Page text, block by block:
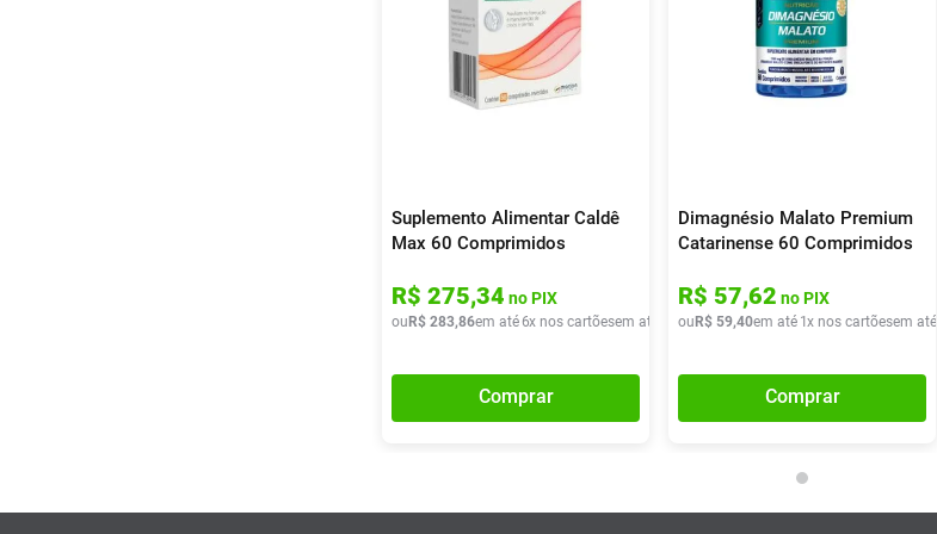
Suplemento Alimentar Caldê
Max 60 Comprimidos
R$ 275,34 no PIX
ou R$ 283,86em até6x nos cartõesem até x de R$ 47,31
Comprar
Dimagnésio Malato Premium
Catarinense 60 Comprimidos
R$ 57,62 no PIX
ou R$ 59,40em até 1x nos cartõesem até
Comprar